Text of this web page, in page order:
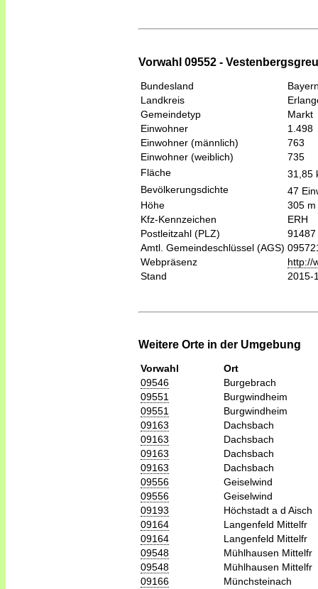
Vorwahl 09552 -
Bundesland
Landkreis
Gemeindetyp
Markt
Einwohner
1.498
Einwohner (männlich)
763
Einwohner (weiblich)
735
Fläche
31,85
Bevölkerungsdichte
47
Höhe
305 m
Kfz-Kennzeichen
ERH
Postleitzahl (PLZ)
91487
Amtl. Gemeindeschlüssel (AGS)
Webpräsenz
http://
Stand
2015-
Weitere Orte in der Umgebung
Vorwahl
Ort
09546
Burgebrach
09551
Burgwindheim
09551
Burgwindheim
09163
Dachsbach
09163
Dachsbach
09163
Dachsbach
09163
Dachsbach
09556
Geiselwind
09556
Geiselwind
09193
Höchstadt a d Aisch
09164
Langenfeld Mittelfr
09164
Langenfeld Mittelfr
09548
Mühlhausen Mittelfr
09548
Mühlhausen Mittelfr
09166
Münchsteinach